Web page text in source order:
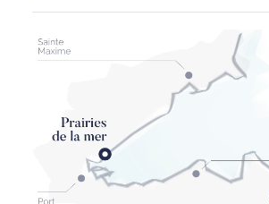
Stellenangebote Riviera Villages
Broschüren, pläne und preise
Die entwicklung des strandes von pampelonne
Unsere partner
Geschäftsbedingungen